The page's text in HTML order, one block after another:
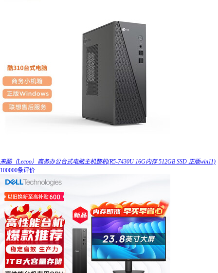
来酷（Lecoo）商务办公台式电脑主机整机(R5-7430U 16G内存 512GB SSD 正版win11)
100000条评价